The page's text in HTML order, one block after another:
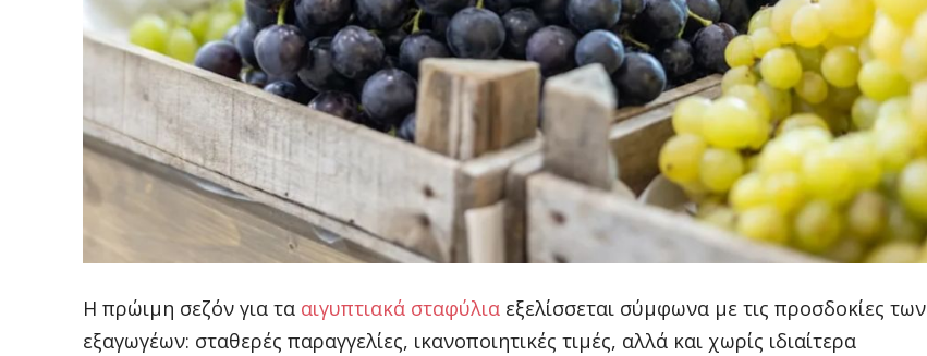
Η πρώιμη σεζόν για τα αιγυπτιακά σταφύλια εξελίσσεται σύμφωνα με τις προσδοκίες των
εξαγωγέων: σταθερές παραγγελίες, ικανοποιητικές τιμές, αλλά και χωρίς ιδιαίτερα